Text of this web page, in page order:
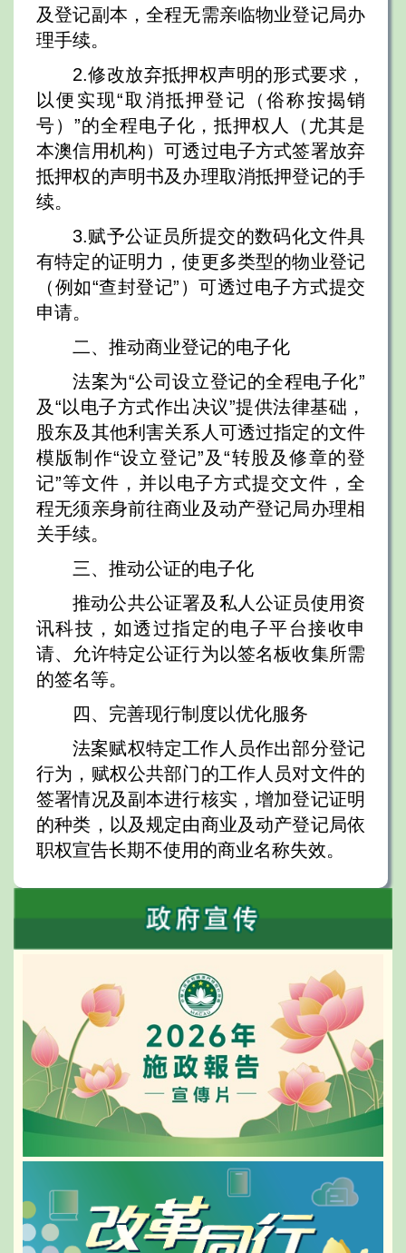
及登记副本，全程无需亲临物业登记局办
理手续。
2.修改放弃抵押权声明的形式要求，
以便实现“取消抵押登记（俗称按揭销
号）”的全程电子化，抵押权人（尤其是
本澳信用机构）可透过电子方式签署放弃
抵押权的声明书及办理取消抵押登记的手
续。
3.赋予公证员所提交的数码化文件具
有特定的证明力，使更多类型的物业登记
（例如“查封登记”）可透过电子方式提交
申请。
二、推动商业登记的电子化
法案为“公司设立登记的全程电子化”
及“以电子方式作出决议”提供法律基础，
股东及其他利害关系人可透过指定的文件
模版制作“设立登记”及“转股及修章的登
记”等文件，并以电子方式提交文件，全
程无须亲身前往商业及动产登记局办理相
关手续。
三、推动公证的电子化
推动公共公证署及私人公证员使用资
讯科技，如透过指定的电子平台接收申
请、允许特定公证行为以签名板收集所需
的签名等。
四、完善现行制度以优化服务
法案赋权特定工作人员作出部分登记
行为，赋权公共部门的工作人员对文件的
签署情况及副本进行核实，增加登记证明
的种类，以及规定由商业及动产登记局依
职权宣告长期不使用的商业名称失效。